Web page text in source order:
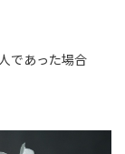
であった場合